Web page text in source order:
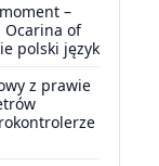
–
Ocarina of
polski język
z prawie